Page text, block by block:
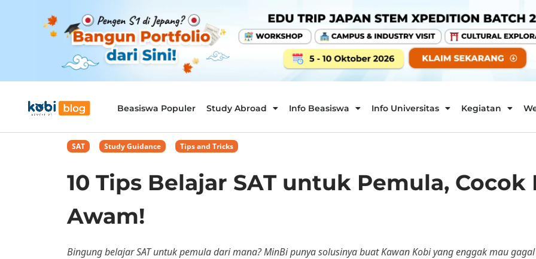
Beasiswa Populer Study Abroad Info Beasiswa Info Universitas Kegiatan
SAT Study Guidance Tips and Tricks
10 Tips Belajar SAT untuk Pemula,
Awam!
Bingung belajar SAT untuk pemula dari mana? MinBi punya solusinya buat Kawan Kobi yang enggak mau